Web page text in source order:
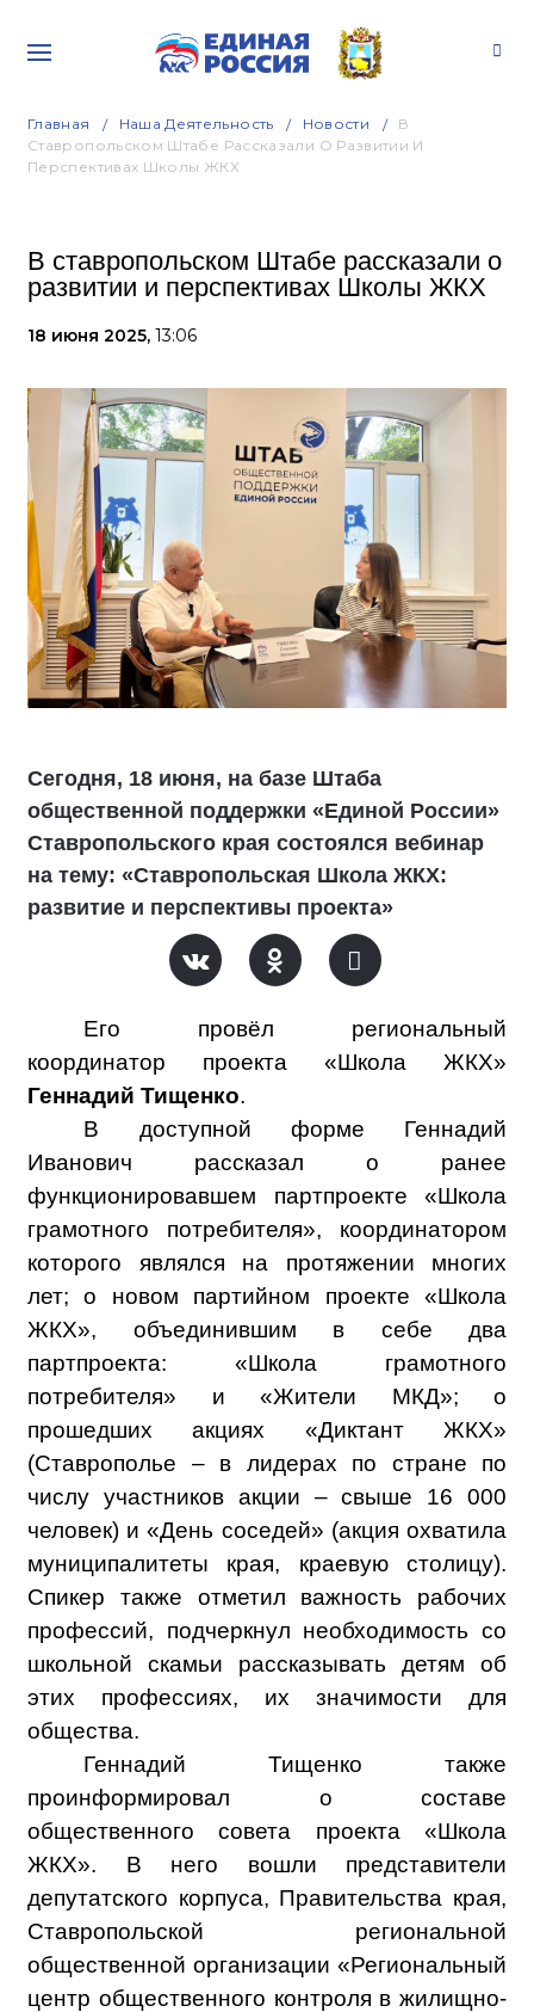
Главная Наша Деятельность Новости
В
Ставропольском Штабе Рассказали О Развитии И
Перспективах Школы ЖКХ
В ставропольском Штабе рассказали о
развитии и перспективах Школы ЖКХ
18 июня 2025, 13:06
Сегодня, 18 июня, на базе Штаба
общественной поддержки «Единой России»
Ставропольского края состоялся вебинар
на тему: «Ставропольская Школа ЖКХ:
развитие и перспективы проекта»
Его провёл региональный
координатор проекта «Школа ЖКХ»
Геннадий Тищенко.
В доступной форме Геннадий
Иванович рассказал о ранее
функционировавшем партпроекте «Школа
грамотного потребителя», координатором
которого являлся на протяжении многих
лет; о новом партийном проекте «Школа
ЖКХ», объединившим в себе два
партпроекта: «Школа грамотного
потребителя» и «Жители МКД»; о
прошедших акциях «Диктант ЖКХ»
(Ставрополье – в лидерах по стране по
числу участников акции – свыше 16 000
человек) и «День соседей» (акция охватила
муниципалитеты края, краевую столицу).
Спикер также отметил важность рабочих
профессий, подчеркнул необходимость со
школьной скамьи рассказывать детям об
этих профессиях, их значимости для
общества.
Геннадий Тищенко также
проинформировал о составе
общественного совета проекта «Школа
ЖКХ». В него вошли представители
депутатского корпуса, Правительства края,
Ставропольской региональной
общественной организации «Региональный
центр общественного контроля в жилищно-